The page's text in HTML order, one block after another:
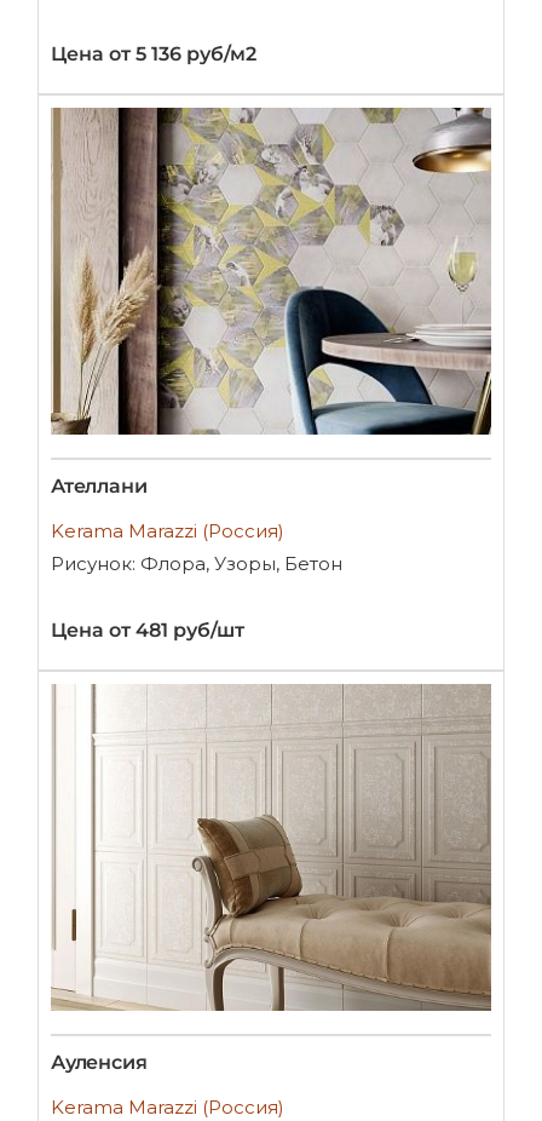
Цена от 5 136 руб/м2
Ателлани
Kerama Marazzi (Россия)
Рисунок: Флора, Узоры, Бетон
Цена от 481 руб/шт
Ауленсия
Kerama Marazzi (Россия)